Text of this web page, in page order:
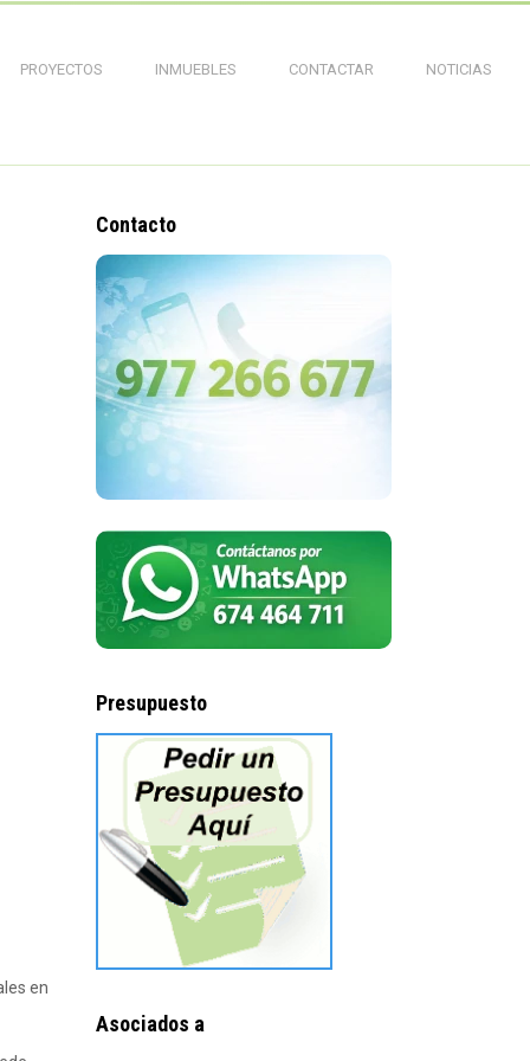
PROYECTOS INMUEBLES CONTACTAR NOTICIAS
en
Contacto
Presupuesto
Asociados a